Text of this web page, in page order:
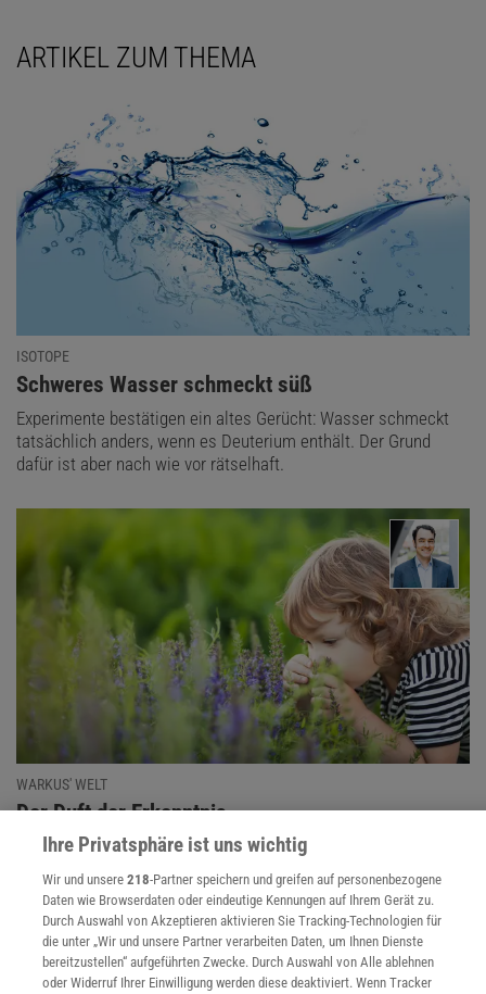
ARTIKEL ZUM THEMA
ISOTOPE
:
Schweres Wasser schmeckt süß
Experimente bestätigen ein altes Gerücht: Wasser schmeckt
tatsächlich anders, wenn es Deuterium enthält. Der Grund
dafür ist aber nach wie vor rätselhaft.
WARKUS' WELT
:
Der Duft der Erkenntnis
Unser Verständnis von Wahrheit ist eng an unsere visuelle
Wahrnehmung geknüpft. Doch auch unsere anderen Sinne
sollten wir nicht außer Acht lassen, meint Matthias Warkus.
Wahrnehmung| Wer eine Waffe trägt, hält andere auch eher für
bewaffnet
Ihre Privatsphäre ist uns wichtig
Wir und unsere218-Partner speichern und greifen auf personenbezogene
Daten wie Browserdaten oder eindeutige Kennungen auf Ihrem Gerät zu.
Durch Auswahl von Akzeptieren aktivieren Sie Tracking-Technologien für
die unter „Wir und unsere Partner verarbeiten Daten, um Ihnen Dienste
bereitzustellen“ aufgeführten Zwecke. Durch Auswahl von Alle ablehnen
oder Widerruf Ihrer Einwilligung werden diese deaktiviert. Wenn Tracker